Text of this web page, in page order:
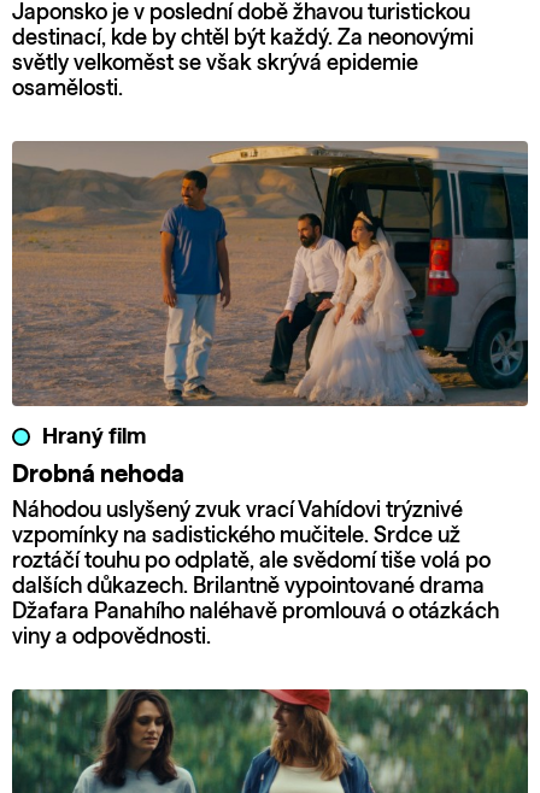
Japonsko je v poslední době žhavou turistickou
destinací, kde by chtěl být každý. Za neonovými
světly velkoměst se však skrývá epidemie
osamělosti.
Hraný film
Drobná nehoda
Náhodou uslyšený zvuk vrací Vahídovi trýznivé
vzpomínky na sadistického mučitele. Srdce už
roztáčí touhu po odplatě, ale svědomí tiše volá po
dalších důkazech. Brilantně vypointované drama
Džafara Panahího naléhavě promlouvá o otázkách
viny a odpovědnosti.